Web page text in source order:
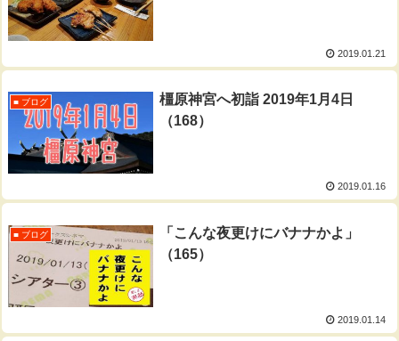
2019.01.21
■ ブログ
橿原神宮へ初詣 2019年1月4日
（168）
2019.01.16
■ ブログ
「こんな夜更けにバナナかよ」
（165）
2019.01.14